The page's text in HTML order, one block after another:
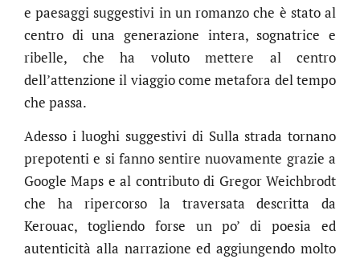
e paesaggi suggestivi in un romanzo che è stato al
centro di una generazione intera, sognatrice e
ribelle, che ha voluto mettere al centro
dell’attenzione il viaggio come metafora del tempo
che passa.
Adesso i luoghi suggestivi di Sulla strada tornano
prepotenti e si fanno sentire nuovamente grazie a
Google Maps e al contributo di Gregor Weichbrodt
che ha ripercorso la traversata descritta da
Kerouac, togliendo forse un po’ di poesia ed
autenticità alla narrazione ed aggiungendo molto